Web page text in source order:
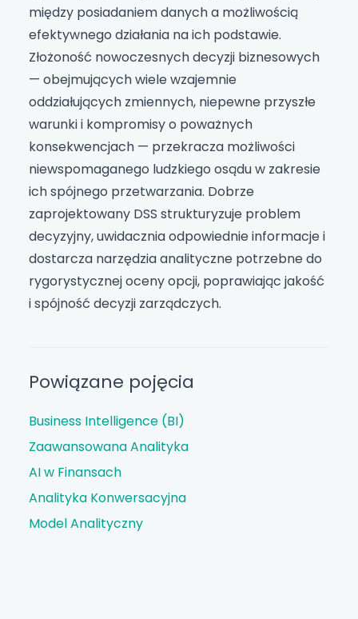
między posiadaniem danych a możliwością
efektywnego działania na ich podstawie.
Złożoność nowoczesnych decyzji biznesowych
— obejmujących wiele wzajemnie
oddziałujących zmiennych, niepewne przyszłe
warunki i kompromisy o poważnych
konsekwencjach — przekracza możliwości
niewspomaganego ludzkiego osądu w zakresie
ich spójnego przetwarzania. Dobrze
zaprojektowany DSS strukturyzuje problem
decyzyjny, uwidacznia odpowiednie informacje i
dostarcza narzędzia analityczne potrzebne do
rygorystycznej oceny opcji, poprawiając jakość
i spójność decyzji zarządczych.
Powiązane pojęcia
Business Intelligence (BI)
Zaawansowana Analityka
AI w Finansach
Analityka Konwersacyjna
Model Analityczny